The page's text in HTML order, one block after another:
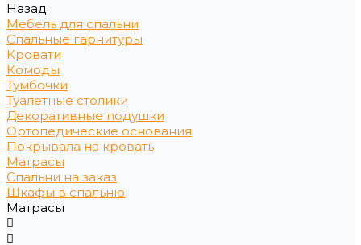
Назад
Мебель для спальни
Спальные гарнитуры
Кровати
Комоды
Тумбочки
Туалетные столики
Декоративные подушки
Ортопедические основания
Покрывала на кровать
Матрасы
Спальни на заказ
Шкафы в спальню
Матрасы